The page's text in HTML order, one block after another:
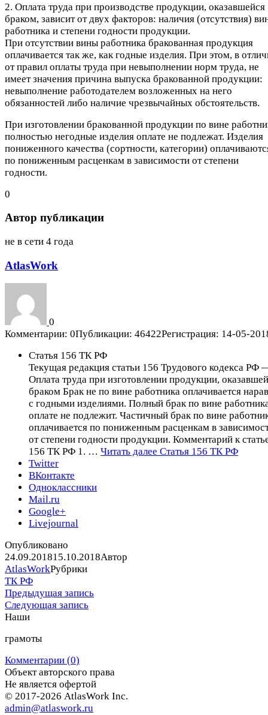
2. Оплата труда при производстве продукции, оказавшейся
браком, зависит от двух факторов: наличия (отсутствия)
работника и степени годности продукции.
При отсутствии вины работника бракованная продукция
оплачивается так же, как годные изделия. При этом, в
от правил оплаты труда при невыполнении норм труда, не
имеет значения причина выпуска бракованной продукции:
невыполнение работодателем возложенных на него
обязанностей либо наличие чрезвычайных обстоятельств.
При изготовлении бракованной продукции по вине
полностью негодные изделия оплате не подлежат. Изделия
пониженного качества (сортности, категории)
по пониженным расценкам в зависимости от степени
годности.
0
Автор публикации
не в сети 4 года
AtlasWork
0
Комментарии: 0Публикации: 46422Регистрация: 14-05-
Статья 156 ТК РФ
Текущая редакция статьи 156 Трудового кодекса РФ
Оплата труда при изготовлении продукции,
браком Брак не по вине работника оплачивается
с годными изделиями. Полный брак по вине
оплате не подлежит. Частичный брак по вине
оплачивается по пониженным расценкам в
от степени годности продукции. Комментарий к
156 ТК РФ 1. … Читать далее Статья 156 ТК РФ
Twitter
ВКонтакте
Одноклассники
Mail.ru
Google+
Livejournal
Опубликовано
24.09.201815.10.2018Автор
AtlasWorkРубрики
ТК РФ
Предыдущая запись
Следующая запись
Наши
грамоты
Комментарии (0)
Объект авторского права
Не является офертой
© 2017-2026 AtlasWork Inc.
admin@atlaswork.ru